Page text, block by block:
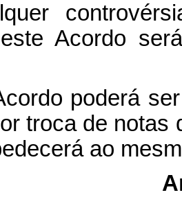
Acordo
poderá
troca de notas
ao